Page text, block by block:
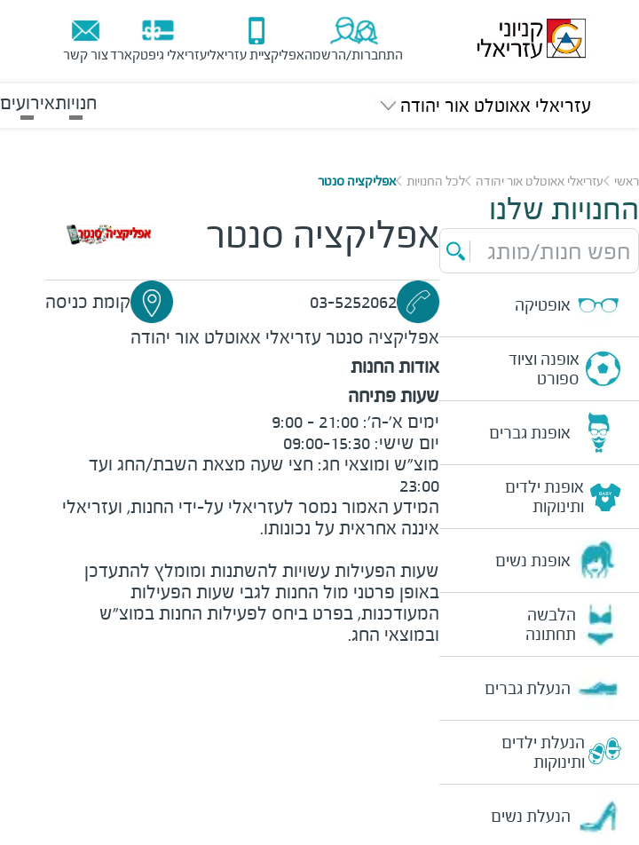
התחברות/הרשמהאפליקציית עזריאליעזריאלי גיפטקארדצור קשר
עזריאלי אאוטלט אור יהודה חנויותאירועים
ראשי עזריאלי אאוטלט אור יהודה לכל החנויות אפליקציה סנטר
החנויות שלנו
חפש חנות/מותג
אופטיקה
אופנה וציוד
ספורט
אופנת גברים
אופנת ילדים
ותינוקות
אופנת נשים
הלבשה
תחתונה
הנעלת גברים
הנעלת ילדים
ותינוקות
הנעלת נשים
אפליקציה סנטר
03-5252062
קומת כניסה
אפליקציה סנטר עזריאלי אאוטלט אור יהודה
אודות החנות
שעות פתיחה
23:00
המידע האמור נמסר לעזריאלי על-ידי החנות, ועזריאלי
שעות הפעילות עשויות להשתנות ומומלץ להתעדכן
באופן פרטני מול החנות לגבי שעות הפעילות
המעודכנות, בפרט ביחס לפעילות החנות במוצ"ש
ובמוצאי החג.